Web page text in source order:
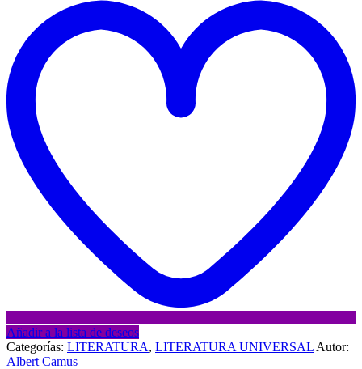
Añadir a la lista de deseos
Categorías: LITERATURA, LITERATURA UNIVERSAL Autor:
Albert Camus